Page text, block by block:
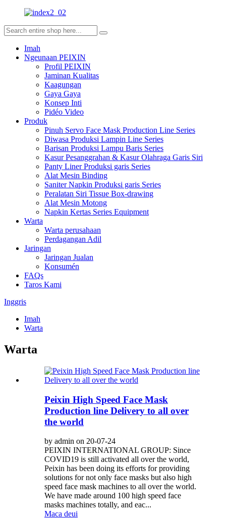
Imah
Ngeunaan PEIXIN
Profil PEIXIN
Jaminan Kualitas
Kaagungan
Gaya Gaya
Konsep Inti
Pidéo Video
Produk
Pinuh Servo Face Mask Production Line Series
Diwasa Produksi Lampin Line Series
Barisan Produksi Lampu Baris Series
Kasur Pesanggrahan & Kasur Olahraga Garis Siri
Panty Liner Produksi garis Series
Alat Mesin Binding
Saniter Napkin Produksi garis Series
Peralatan Siri Tissue Box-drawing
Alat Mesin Motong
Napkin Kertas Series Equipment
Warta
Warta perusahaan
Perdagangan Adil
Jaringan
Jaringan Jualan
Konsumén
FAQs
Taros Kami
Inggris
Imah
Warta
Warta
Peixin High Speed Face Mask
Production line Delivery to all over
the world
by admin on 20-07-24
PEIXIN INTERNATIONAL GROUP: Since
COVID19 is still activated all over the world,
Peixin has been doing its efforts for providing
solutions for not only face masks but also high
speed face mask machines to all over the world.
We have made around 100 high speed face
masks machines totally, and eac...
Maca deui